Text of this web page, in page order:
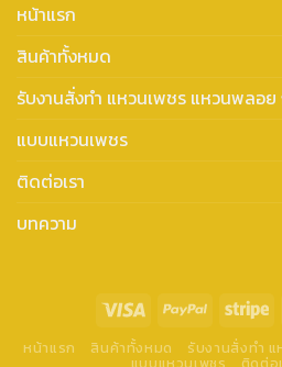
หน้าแรก
สินค้าทั้งหมด
รับงานสั่งทำ แหวนเพชร แหวนพลอ
แบบแหวนเพชร
ติดต่อเรา
บทความ
หน้าแรก สินค้าทั้งหมด รับงานสั่งทำ